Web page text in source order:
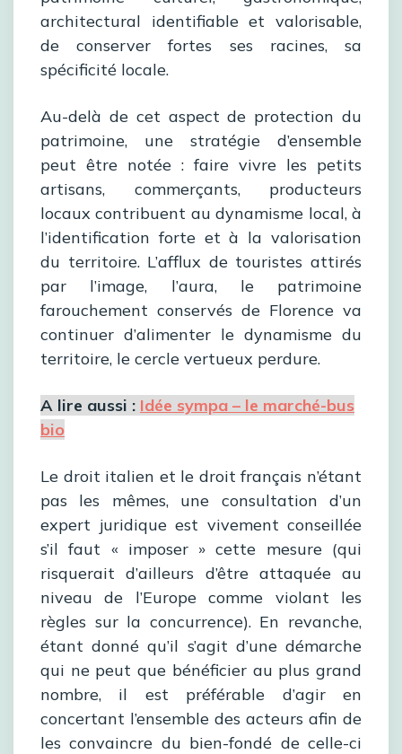
architectural identifiable et valorisable,
de conserver fortes ses racines, sa
spécificité locale.
Au-delà de cet aspect de protection du
patrimoine, une stratégie d’ensemble
peut être notée : faire vivre les petits
artisans, commerçants, producteurs
locaux contribuent au dynamisme local, à
l’identification forte et à la valorisation
du territoire. L’afflux de touristes attirés
par l’image, l’aura, le patrimoine
farouchement conservés de Florence va
continuer d’alimenter le dynamisme du
territoire, le cercle vertueux perdure.
A lire aussi : Idée sympa – le marché-bus
bio
Le droit italien et le droit français n’étant
pas les mêmes, une consultation d’un
expert juridique est vivement conseillée
s’il faut « imposer » cette mesure (qui
risquerait d’ailleurs d’être attaquée au
niveau de l’Europe comme violant les
règles sur la concurrence). En revanche,
étant donné qu’il s’agit d’une démarche
qui ne peut que bénéficier au plus grand
nombre, il est préférable d’agir en
concertant l’ensemble des acteurs afin de
les convaincre du bien-fondé de celle-ci